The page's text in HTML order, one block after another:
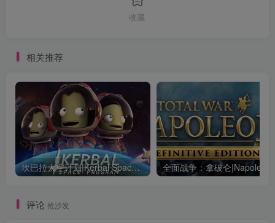
收藏
相关推荐
坎巴拉太空计划|Kerbal Space Program|1.12.5.3190|整合全DLC
评论 抢沙发